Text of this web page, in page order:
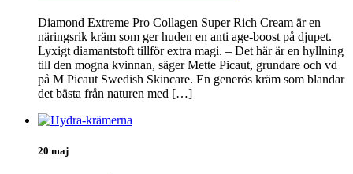
Diamond Extreme Pro Collagen Super Rich Cream är en
näringsrik kräm som ger huden en anti age-boost på djupet.
Lyxigt diamantstoft tillför extra magi. – Det här är en hyllning
till den mogna kvinnan, säger Mette Picaut, grundare och vd
på M Picaut Swedish Skincare. En generös kräm som blandar
det bästa från naturen med […]
20 maj